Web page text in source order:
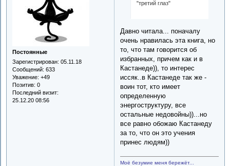
Постоянные
Зарегистрирован: 05.11.18
Сообщений: 633
Уважение: +49
Позитив: 0
Последний визит:
25.12.20 08:56
"третий глаз"
Давно читала... поначалу
очень нравилась эта книга, но
то, что там говорится об
избранных, причем как и в
Кастанеде)), то интерес
иссяк..в Кастанеде так же -
воин тот, кто имеет
определенную
энергоструктуру, все
остальные недовойны))...но
все равно обожаю Кастанеду
за то, что он это учения
принес людям))
Моё безумие меня бережёт...